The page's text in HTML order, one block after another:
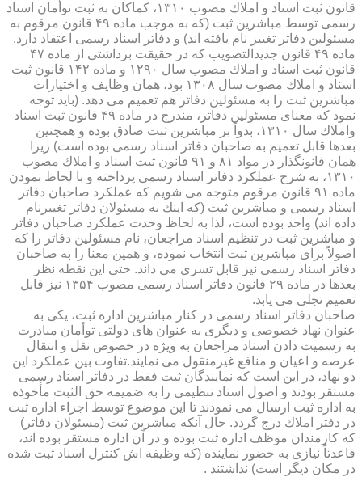
قانون ثبت اسناد و املاك مصوب ۱۳۱۰، كماكان به ثبت توأمان اسناد
رسمی توسط مباشرین ثبت (كه به موجب ماده ۴۹ قانون مرقوم به
مسئولین دفاتر تغییر نام یافته اند) و دفاتر اسناد رسمی اعتقاد دارد.
ماده ۴۹ قانون جدیدالتصویب كه در حقیقت برداشتی از ماده ۴۷
قانون ثبت اسناد و املاك مصوب سال ۱۲۹۰ و ماده ۱۴۲ قانون ثبت
اسناد و املاك مصوب سال ۱۳۰۸ بود، همان وظایف و اختیارات
مباشرین ثبت را به مسئولین دفاتر هم تعمیم می دهد. (باید توجه
نمود كه معنای مسئولین دفاتر، مندرج در ماده ۴۹ قانون ثبت اسناد
واملاك سال ۱۳۱۰، بدواً بر مباشرین ثبت صادق بوده و همچنین
بعدها قابل تعمیم به صاحبان دفاتر اسناد رسمی بوده است) زیرا
همان قانونگذار در مواد ۸۱ و ۹۱ قانون ثبت اسناد و املاك مصوب
۱۳۱۰، به شرح عملكرد دفاتر اسناد رسمی پرداخته و با لحاظ نمودن
ماده ۹۱ قانون مرقوم متوجه می شویم كه عملكرد صاحبان دفاتر
اسناد رسمی و مباشرین ثبت (كه اینك به مسئولان دفاتر تغییرنام
داده اند) واحد بوده است، لذا به لحاظ وحدت عملكرد صاحبان دفاتر
و مباشرین ثبت در تنظیم اسناد مراجعان، نام مسئولین دفاتر را كه
اصولاً برای مباشرین ثبت انتخاب نموده، و همین معنا را به صاحبان
دفاتر اسناد رسمی نیز قابل تسری می داند. حتی این نقطه نظر
بعدها در ماده ۲۹ قانون دفاتر اسناد رسمی مصوب ۱۳۵۴ نیز قابل
تعمیم تجلی می یابد.
صاحبان دفاتر اسناد رسمی در كنار مباشرین اداره ثبت، یكی به
عنوان نهاد خصوصی و دیگری به عنوان های دولتی توأمان مبادرت
به رسمیت دادن اسناد مراجعان به ویژه در خصوص نقل و انتقال
عرصه و اعیان و منافع غیرمنقول می نمایند.تفاوت بین عملكرد این
دو نهاد، در این است كه نمایندگان ثبت فقط در دفاتر اسناد رسمی
مستقر بودند و اصول اسناد تنظیمی را به ضمیمه حق الثبت مأخوذه
به اداره ثبت ارسال می نمودند تا این موضوع توسط اجزاء اداره ثبت
در دفتر املاك درج گردد. حال آنكه مباشرین ثبت (مسئولان دفاتر)
كه كارمندان موظف اداره ثبت بوده و در آن اداره مستقر بوده اند،
قاعدتاً نیازی به حضور نماینده (كه وظیفه اش كنترل اسناد ثبت شده
در مكان دیگر است) نداشتند .